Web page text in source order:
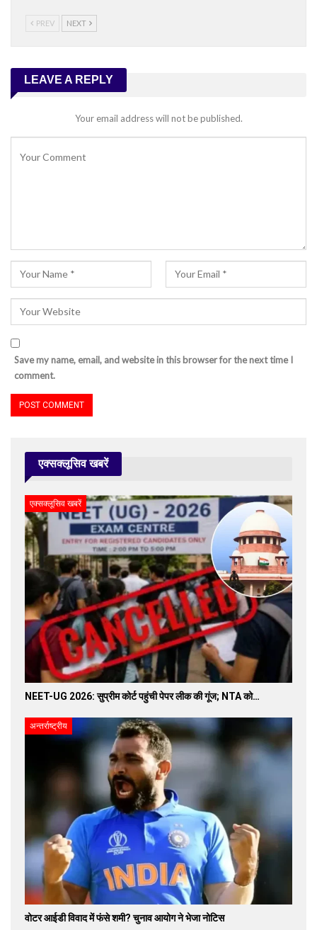
PREV NEXT
LEAVE A REPLY
Your email address will not be published.
Save my name, email, and website in this browser for the next time I
comment.
एक्सक्लूसिव खबरें
एक्सक्लूसिव खबरें
NEET-UG 2026: सुप्रीम कोर्ट पहुंची पेपर लीक की गूंज; NTA को…
अन्तर्राष्ट्रीय
वोटर आईडी विवाद में फंसे शमी? चुनाव आयोग ने भेजा नोटिस